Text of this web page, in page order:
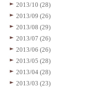
2013/10 (28)
2013/09 (26)
2013/08 (29)
2013/07 (26)
2013/06 (26)
2013/05 (28)
2013/04 (28)
2013/03 (23)